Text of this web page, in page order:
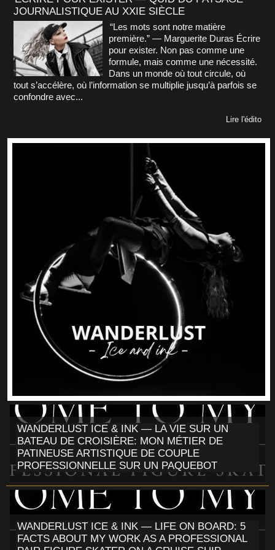
JOURNALISTIQUE AU XXIE SIÈCLE
“Les mots sont notre matière
première.” — Marguerite Duras Écrire
pour exister. Non pas comme une
formule, mais comme une nécessité.
Dans un monde où tout circule, où
tout s’accélère, où l’information se multiplie jusqu’à parfois se
confondre avec...
Lire l'édito
WANDERLUST ICE & INK — LA VIE SUR UN
BATEAU DE CROISIÈRE: MON MÉTIER DE
PATINEUSE ARTISTIQUE DE COUPLE
PROFESSIONNELLE SUR UN PAQUEBOT
WANDERLUST ICE & INK — LIFE ON BOARD: 5
FACTS ABOUT MY WORK AS A PROFESSIONAL